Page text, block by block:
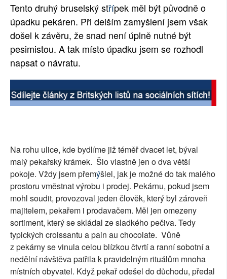
Tento druhý bruselský střípek měl být původně o
úpadku pekáren. Při delším zamyšlení jsem však
došel k závěru, že snad není úplně nutné být
pesimistou. A tak místo úpadku jsem se rozhodl
napsat o návratu.
Na rohu ulice, kde bydlíme již téměř dvacet let, býval
malý pekařský krámek. Šlo vlastně jen o dva větší
pokoje. Vždy jsem přemýšlel, jak je možné do tak malého
prostoru vměstnat výrobu i prodej. Pekárnu, pokud jsem
mohl soudit, provozoval jeden člověk, který byl zároveň
majitelem, pekařem i prodavačem. Měl jen omezeny
sortiment, který se skládal ze sladkého pečiva. Tedy
typických croissantu a pain au chocolate. Vůně
z pekárny se vinula celou blízkou čtvrtí a ranní sobotní a
nedělní návštěva patřila k pravidelným rituálům mnoha
místních obyvatel. Když pekař odešel do důchodu, předal